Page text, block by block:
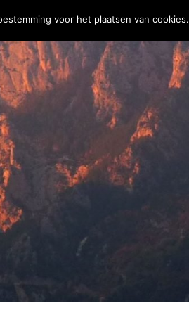
voor het plaatsen van cookies.